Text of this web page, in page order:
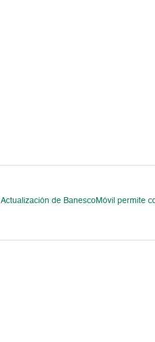
Actualización de BanescoMóvil permite